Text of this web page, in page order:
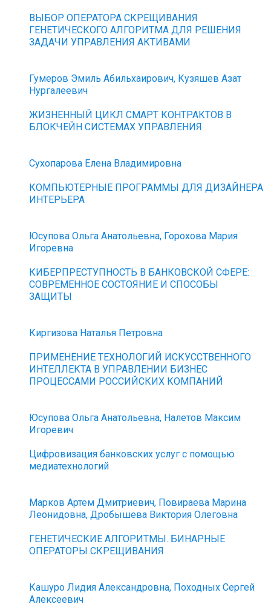
ВЫБОР ОПЕРАТОРА СКРЕЩИВАНИЯ
ГЕНЕТИЧЕСКОГО АЛГОРИТМА ДЛЯ РЕШЕНИЯ
ЗАДАЧИ УПРАВЛЕНИЯ АКТИВАМИ
Гумеров Эмиль Абильхаирович, Кузяшев Азат
Нургалеевич
ЖИЗНЕННЫЙ ЦИКЛ СМАРТ КОНТРАКТОВ В
БЛОКЧЕЙН СИСТЕМАХ УПРАВЛЕНИЯ
Сухопарова Елена Владимировна
КОМПЬЮТЕРНЫЕ ПРОГРАММЫ ДЛЯ ДИЗАЙНЕРА
ИНТЕРЬЕРА
Юсупова Ольга Анатольевна, Горохова Мария
Игоревна
КИБЕРПРЕСТУПНОСТЬ В БАНКОВСКОЙ СФЕРЕ:
СОВРЕМЕННОЕ СОСТОЯНИЕ И СПОСОБЫ
ЗАЩИТЫ
Киргизова Наталья Петровна
ПРИМЕНЕНИЕ ТЕХНОЛОГИЙ ИСКУССТВЕННОГО
ИНТЕЛЛЕКТА В УПРАВЛЕНИИ БИЗНЕС
ПРОЦЕССАМИ РОССИЙСКИХ КОМПАНИЙ
Юсупова Ольга Анатольевна, Налетов Максим
Игоревич
Цифровизация банковских услуг с помощью
медиатехнологий
Марков Артем Дмитриевич, Повираева Марина
Леонидовна, Дробышева Виктория Олеговна
ГЕНЕТИЧЕСКИЕ АЛГОРИТМЫ. БИНАРНЫЕ
ОПЕРАТОРЫ СКРЕЩИВАНИЯ
Кашуро Лидия Александровна, Походных Сергей
Алексеевич